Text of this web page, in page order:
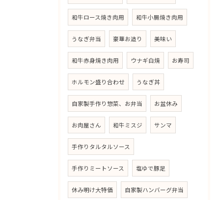
和牛ロース焼き肉用 和牛小腸焼き肉用
うなぎ弁当 豪華お造り 美味い
和牛赤身焼き肉用 ウナギ白焼 お寿司
ホルモン盛り合わせ うなぎ丼
自家製手作り惣菜、お弁当 お盆休み
お肉屋さん 和牛ミスジ サンマ
手作りタルタルソース
手作りミートソース 塩ゆで豚足
休み明け大特価 自家製ハンバーグ弁当